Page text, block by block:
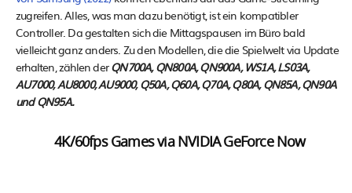
zugreifen. Alles, was man dazu benötigt, ist ein kompatibler
Controller. Da gestalten sich die Mittagspausen im Büro bald
vielleicht ganz anders. Zu den Modellen, die die Spielwelt via Update
erhalten, zählen der QN700A, QN800A, QN900A, WS1A, LS03A,
AU7000, AU8000, AU9000, Q50A, Q60A, Q70A, Q80A, QN85A, QN90A
und QN95A.
4K/60fps Games via NVIDIA GeForce Now